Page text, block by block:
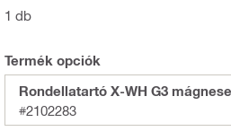
1 db
Termék opciók
Rondellatartó X-WH G3
#2102283